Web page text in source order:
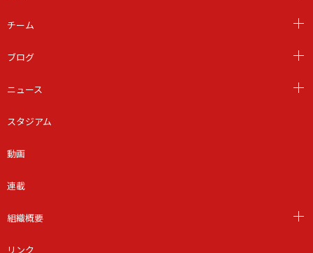
チーム
ブログ
ニュース
スタジアム
動画
連載
組織概要
リンク